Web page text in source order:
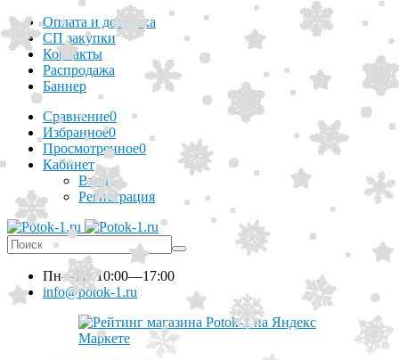
Оплата и доставка
СП закупки
Контакты
Распродажа
Баннер
Сравнение0
Избранное0
Просмотренное0
Кабинет
Вход
Регистрация
Пн—Пт10:00—17:00
info@potok-1.ru